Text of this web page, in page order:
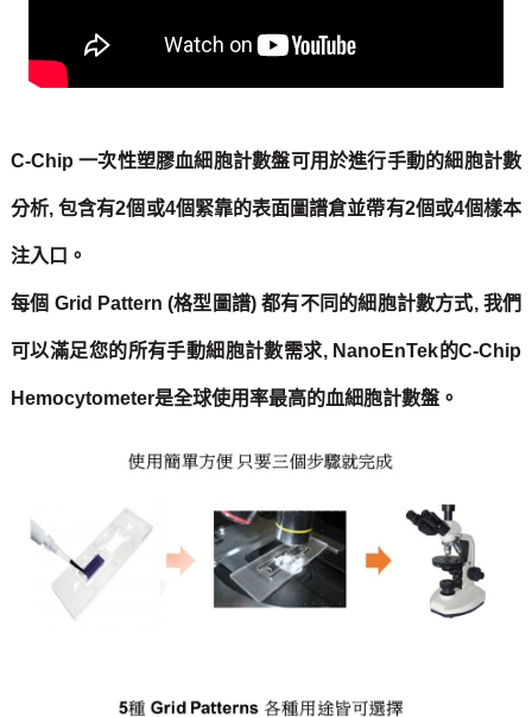
C-Chip 一次性塑膠血細胞計數盤可用於進行手動的細胞計數
分析, 包含有2個或4個緊靠的表面圖譜倉並帶有2個或4個樣本
注入口。
每個 Grid Pattern (格型圖譜) 都有不同的細胞計數方式, 我們
可以滿足您的所有手動細胞計數需求, NanoEnTek的C-Chip
Hemocytometer是全球使用率最高的血細胞計數盤。